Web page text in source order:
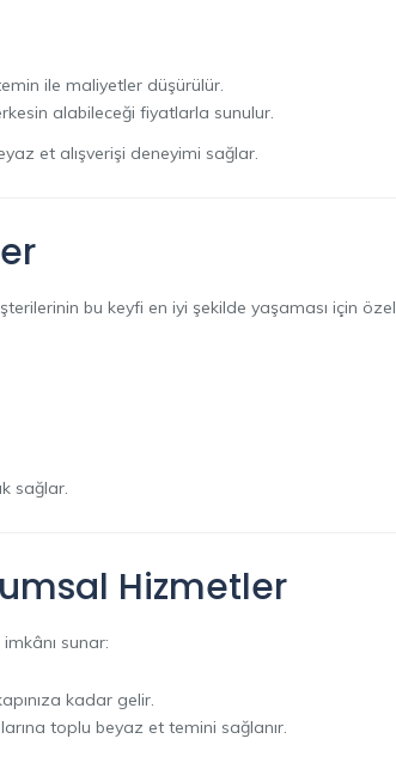
ile maliyetler düşürülür.
alabileceği fiyatlarla sunulur.
et alışverişi deneyimi sağlar.
bu keyfi en iyi şekilde yaşaması için özel
sağlar.
Hizmetler
sunar:
kadar gelir.
toplu beyaz et temini sağlanır.